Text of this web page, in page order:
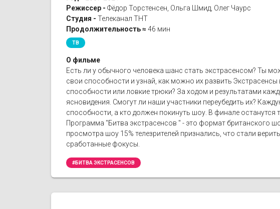
Режиссер - Фёдор Торстенсен, Ольга Шмид, Олег Чаурс
Студия - Телеканал ТНТ
Продолжительность ≈ 46 мин
ТВ
О фильме
Есть ли у обычного человека шанс стать экстрасенсом? Ты
свои способности и узнай, как можно их развить
способности или ловкие трюки? За ходом и результатами
ясновидения. Смогут ли наши участники переубедить их?
способности, а кто должен покинуть шоу. В финале останутся
Программа "Битва экстрасенсов " - это формат британского
просмотра шоу 15% телезрителей признались, что стали
сработанные фокусы.
#БИТВА ЭКСТРАСЕНСОВ